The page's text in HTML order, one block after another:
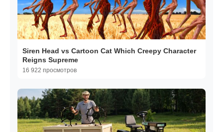
Siren Head vs Cartoon Cat Which Creepy Character
Reigns Supreme
16 922 просмотров